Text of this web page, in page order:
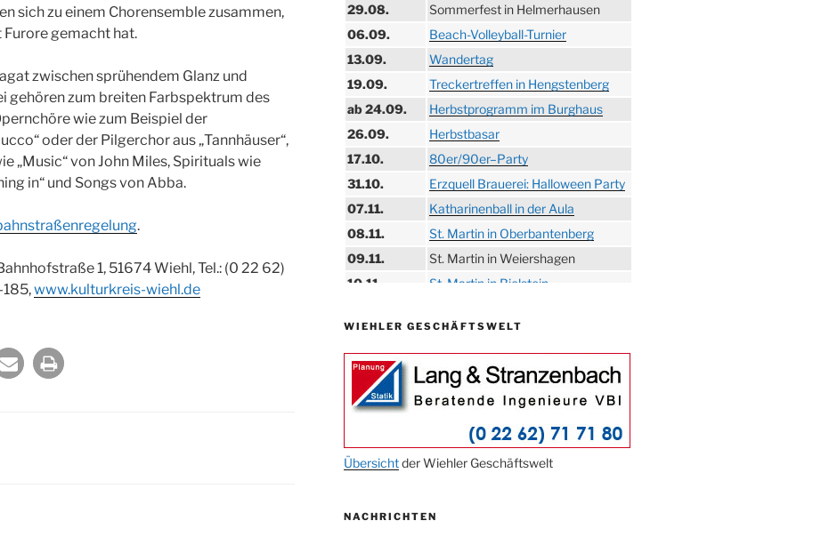
sich zu einem Chorensemble zusammen,
Furore gemacht hat.
zwischen sprühendem Glanz und
gehören zum breiten Farbspektrum des
wie zum Beispiel der
oder der Pilgerchor aus „Tannhäuser“,
„Music“ von John Miles, Spirituals wie
in“ und Songs von Abba.
.
1, 51674 Wiehl, Tel.: (0 22 62)
www.kulturkreis-wiehl.de
29.08.
Sommerfest in Helmerhausen
06.09.
Beach-Volleyball-Turnier
13.09.
Wandertag
19.09.
Treckertreffen in Hengstenberg
ab 24.09.
Herbstprogramm im Burghaus
26.09.
Herbstbasar
17.10.
80er/90er–Party
31.10.
Erzquell Brauerei: Halloween Party
07.11.
Katharinenball in der Aula
08.11.
St. Martin in Oberbantenberg
09.11.
St. Martin in Weiershagen
10.11.
St. Martin in Bielstein
14.11.
Proklamation der Tollitäten
15.11.
Konzert Bielsteiner Männerchor
15.11.
Volkstrauertag am Ehrenmal
27.11.
Anknipsfest an der
Oberbantenberger Kirche
29.11.
Adventskonzert Frauenchor
Oberbantenberg
06.12.
Adventsfeier im Ev. Gemeindehaus
WIEHLER GESCHÄFTSWELT
Übersichtder Wiehler Geschäftswelt
NACHRICHTEN